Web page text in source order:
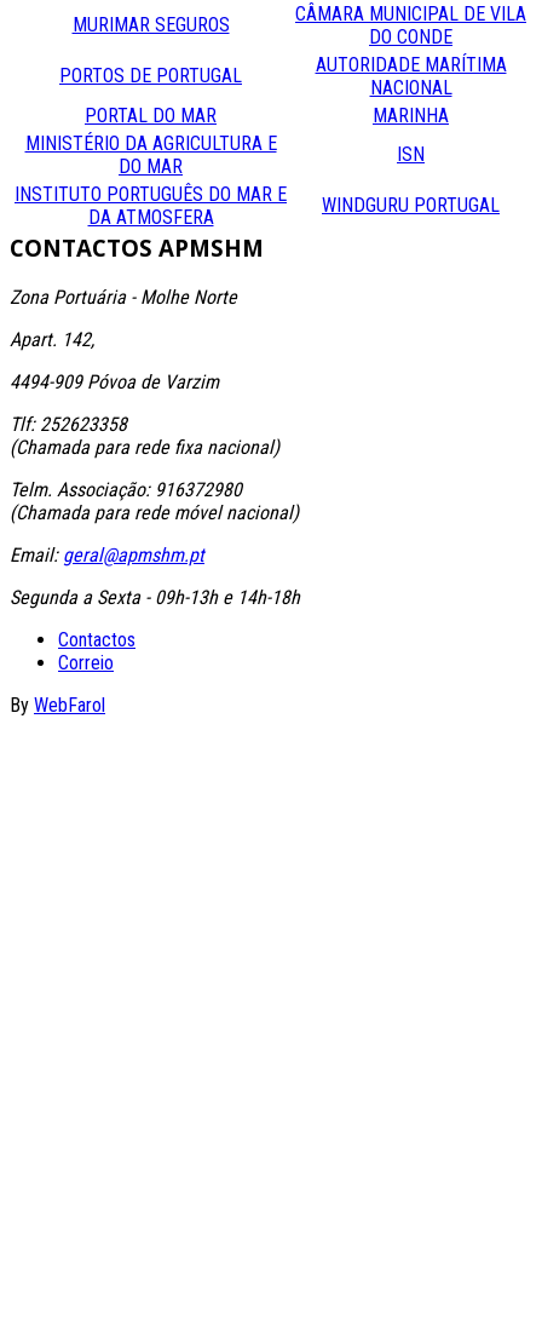
MURIMAR SEGUROS
CÂMARA MUNICIPAL DE VILA
DO CONDE
PORTOS DE PORTUGAL
AUTORIDADE MARÍTIMA
NACIONAL
PORTAL DO MAR
MARINHA
MINISTÉRIO DA AGRICULTURA E
DO MAR
ISN
INSTITUTO PORTUGUÊS DO MAR E
DA ATMOSFERA
WINDGURU PORTUGAL
CONTACTOS APMSHM
Zona Portuária - Molhe Norte
Apart. 142,
4494-909 Póvoa de Varzim
Tlf: 252623358
(Chamada para rede fixa nacional)
Telm. Associação: 916372980
(Chamada para rede móvel nacional)
Email: geral@apmshm.pt
Segunda a Sexta - 09h-13h e 14h-18h
Contactos
Correio
By WebFarol